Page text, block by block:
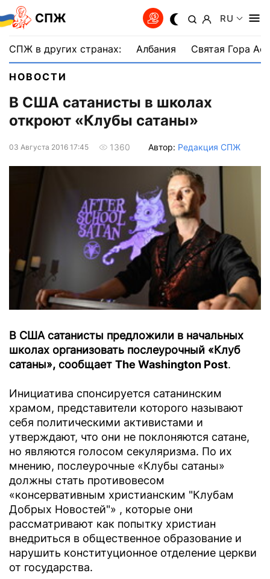
СПЖ RU
СПЖ в других странах: Албания Святая Гора
НОВОСТИ
В США сатанисты в школах
откроют «Клубы сатаны»
03 Августа 2016 17:45 1360 Автор: Редакция СПЖ
В США сатанисты предложили в начальных
школах организовать послеурочный «Клуб
сатаны», сообщает The Washington Post.
Инициатива спонсируется сатанинским
храмом, представители которого называют
себя политическими активистами и
утверждают, что они не поклоняются сатане,
но являются голосом секуляризма. По их
мнению, послеурочные «Клубы сатаны»
должны стать противовесом
«консервативным христианским "Клубам
Добрых Новостей"» , которые они
рассматривают как попытку христиан
внедриться в общественное образование и
нарушить конституционное отделение церкви
от государства.